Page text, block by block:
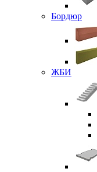
Бордюр
ЖБИ